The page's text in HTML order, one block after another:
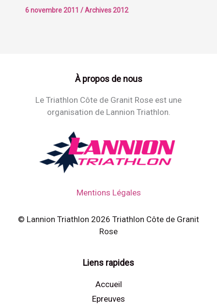
6 novembre 2011 /Archives 2012
À propos de nous
Le Triathlon Côte de Granit Rose est une
organisation de Lannion Triathlon.
Mentions Légales
© Lannion Triathlon 2026 Triathlon Côte de Granit
Rose
Liens rapides
Accueil
Epreuves